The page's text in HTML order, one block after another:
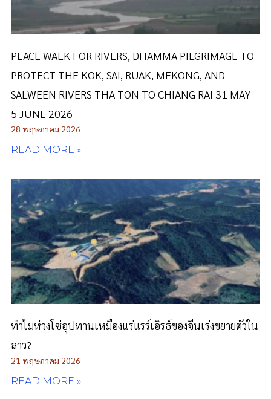
PEACE WALK FOR RIVERS, DHAMMA PILGRIMAGE TO
PROTECT THE KOK, SAI, RUAK, MEKONG, AND
SALWEEN RIVERS THA TON TO CHIANG RAI 31 MAY –
5 JUNE 2026
28 พฤษภาคม 2026
READ MORE »
ทำไมห่วงโซ่อุปทานเหมืองแร่แรร์เอิรธ์ของจีนเร่งขยายตัวใน
ลาว?
21 พฤษภาคม 2026
READ MORE »